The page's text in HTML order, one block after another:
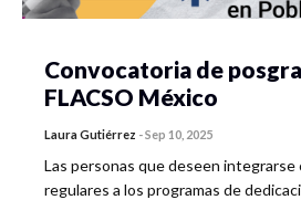
Convocatoria de
FLACSO México
Laura Gutiérrez -Sep 10, 2025
Las personas que deseen
regulares a los programas de